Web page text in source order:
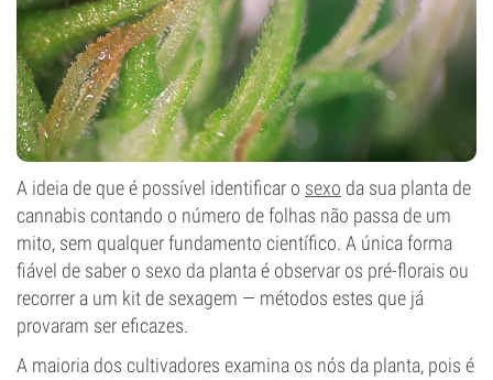
A ideia de que é possível identificar o sexo da sua planta de
cannabis contando o número de folhas não passa de um
mito, sem qualquer fundamento científico. A única forma
fiável de saber o sexo da planta é observar os pré-florais ou
recorrer a um kit de sexagem — métodos estes que já
provaram ser eficazes.
A maioria dos cultivadores examina os nós da planta, pois é